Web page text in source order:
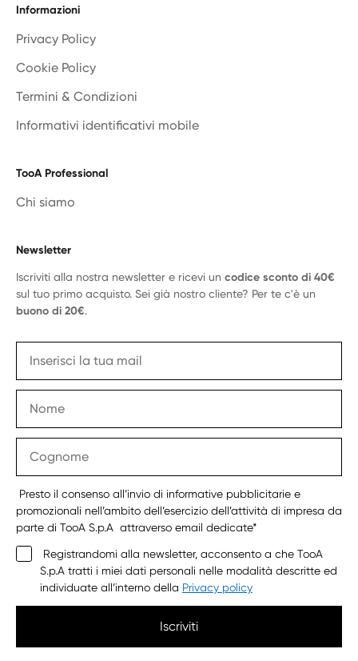
Informazioni
Privacy Policy
Cookie Policy
Termini & Condizioni
Informativi identificativi mobile
TooA Professional
Chi siamo
Newsletter
Iscriviti alla nostra newsletter e ricevi un codice sconto di 40€
sul tuo primo acquisto. Sei già nostro cliente? Per te c'è un
buono di 20€.
Presto il consenso all’invio di informative pubblicitarie e
promozionali nell’ambito dell’esercizio dell’attività di impresa da
parte di TooA S.p.A attraverso email dedicate*
Registrandomi alla newsletter, acconsento a che TooA
S.p.A tratti i miei dati personali nelle modalità descritte ed
individuate all’interno della Privacy policy
Iscriviti